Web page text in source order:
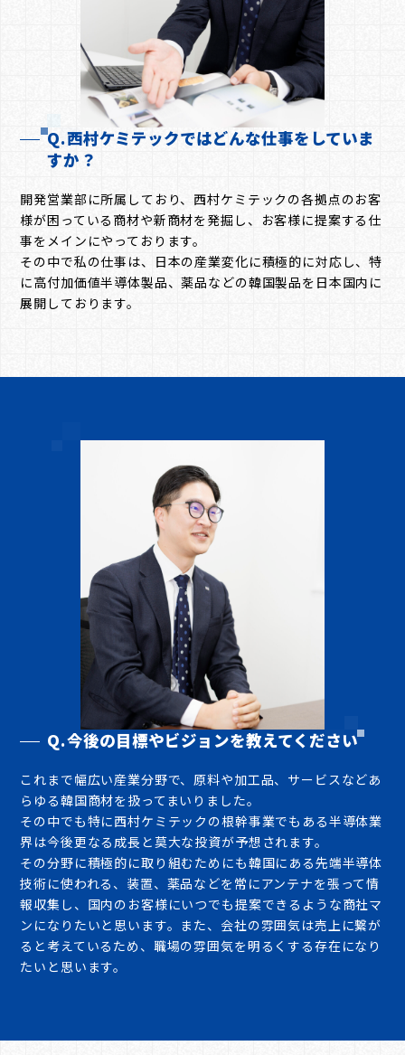
Q.西村ケミテックではどんな仕事をしていま
すか？
開発営業部に所属しており、西村ケミテックの各拠点のお客
様が困っている商材や新商材を発掘し、お客様に提案する仕
事をメインにやっております。
その中で私の仕事は、日本の産業変化に積極的に対応し、特
に高付加価値半導体製品、薬品などの韓国製品を日本国内に
展開しております。
Q.今後の目標やビジョンを教えてください
これまで幅広い産業分野で、原料や加工品、サービスなどあ
らゆる韓国商材を扱ってまいりました。
その中でも特に西村ケミテックの根幹事業でもある半導体業
界は今後更なる成長と莫大な投資が予想されます。
その分野に積極的に取り組むためにも韓国にある先端半導体
技術に使われる、装置、薬品などを常にアンテナを張って情
報収集し、国内のお客様にいつでも提案できるような商社マ
ンになりたいと思います。また、会社の雰囲気は売上に繋が
ると考えているため、職場の雰囲気を明るくする存在になり
たいと思います。